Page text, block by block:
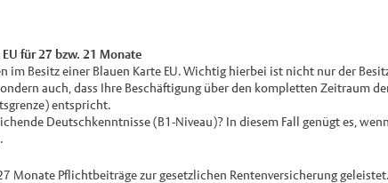
für 27 bzw. 21 Monate
im Besitz einer Blauen Karte EU. Wichtig hierbei ist nicht nur der
auch, dass Ihre Beschäftigung über den kompletten Zeitraum
entspricht.
Deutschkenntnisse (B1-Niveau)? In diesem Fall genügt es,
Monate Pflichtbeiträge zur gesetzlichen Rentenversicherung geleistet.